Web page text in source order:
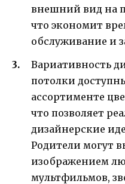
внешний вид на
что экономит
обслуживание и
Вариативность
потолки
ассортименте
что позволяет
дизайнерские
Родители могут
изображением
мультфильмов,